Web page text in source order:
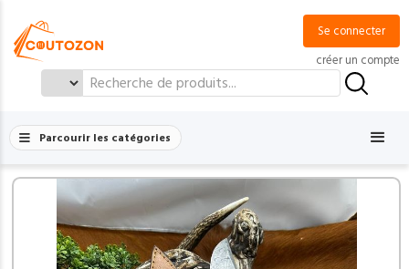
Search
Se connecter
créer un compte
Parcourir les catégories